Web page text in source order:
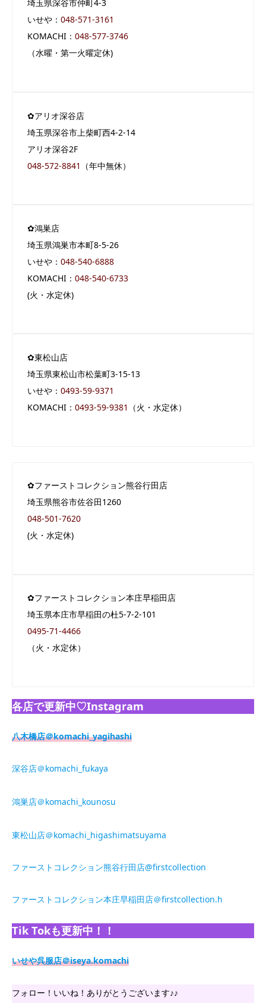
埼玉県深谷市仲町4-3
いせや： 048-571-3161
KOMACHI： 048-577-3746
（水曜・第一火曜定休)
✿アリオ深谷店
埼玉県深谷市上柴町西4-2-14
アリオ深谷2F
048-572-8841
（年中無休）
✿鴻巣店
埼玉県鴻巣市本町8-5-26
いせや： 048-540-6888
KOMACHI： 048-540-6733
(火・水定休)
✿東松山店
埼玉県東松山市松葉町3-15-13
いせや： 0493-59-9371
KOMACHI： 0493-59-9381 （火・水定休）
✿ファーストコレクション熊谷行田店
埼玉県熊谷市佐谷田1260
048-501-7620
(火・水定休)
✿ファーストコレクション本庄早稲田店
埼玉県本庄市早稲田の杜5-7-2-101
0495-71-4466
（火・水定休）
各店で更新中♡Instagram
八木橋店＠komachi_yagihashi
深谷店＠komachi_fukaya
鴻巣店＠komachi_kounosu
東松山店＠komachi_higashimatsuyama
ファーストコレクション熊谷行田店@firstcollection
ファーストコレクション本庄早稲田店＠firstcollection.h
Tik Tokも更新中！！
いせや呉服店＠iseya.komachi
フォロー！いいね！ありがとうございます♪♪